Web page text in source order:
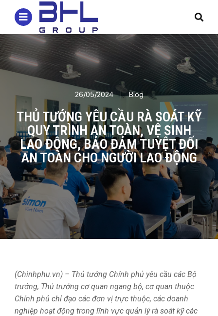
26/05/2024 Blog
THỦ TƯỚNG YÊU CẦU RÀ SOÁT KỸ
QUY TRÌNH AN TOÀN, VỆ SINH
LAO ĐỘNG, BẢO ĐẢM TUYỆT ĐỐI
AN TOÀN CHO NGƯỜI LAO ĐỘNG
(Chinhphu.vn) – Thủ tướng Chính phủ yêu cầu các Bộ
trưởng, Thủ trưởng cơ quan ngang bộ, cơ quan thuộc
Chính phủ chỉ đạo các đơn vị trực thuộc, các doanh
nghiệp hoạt động trong lĩnh vực quản lý rà soát kỹ các